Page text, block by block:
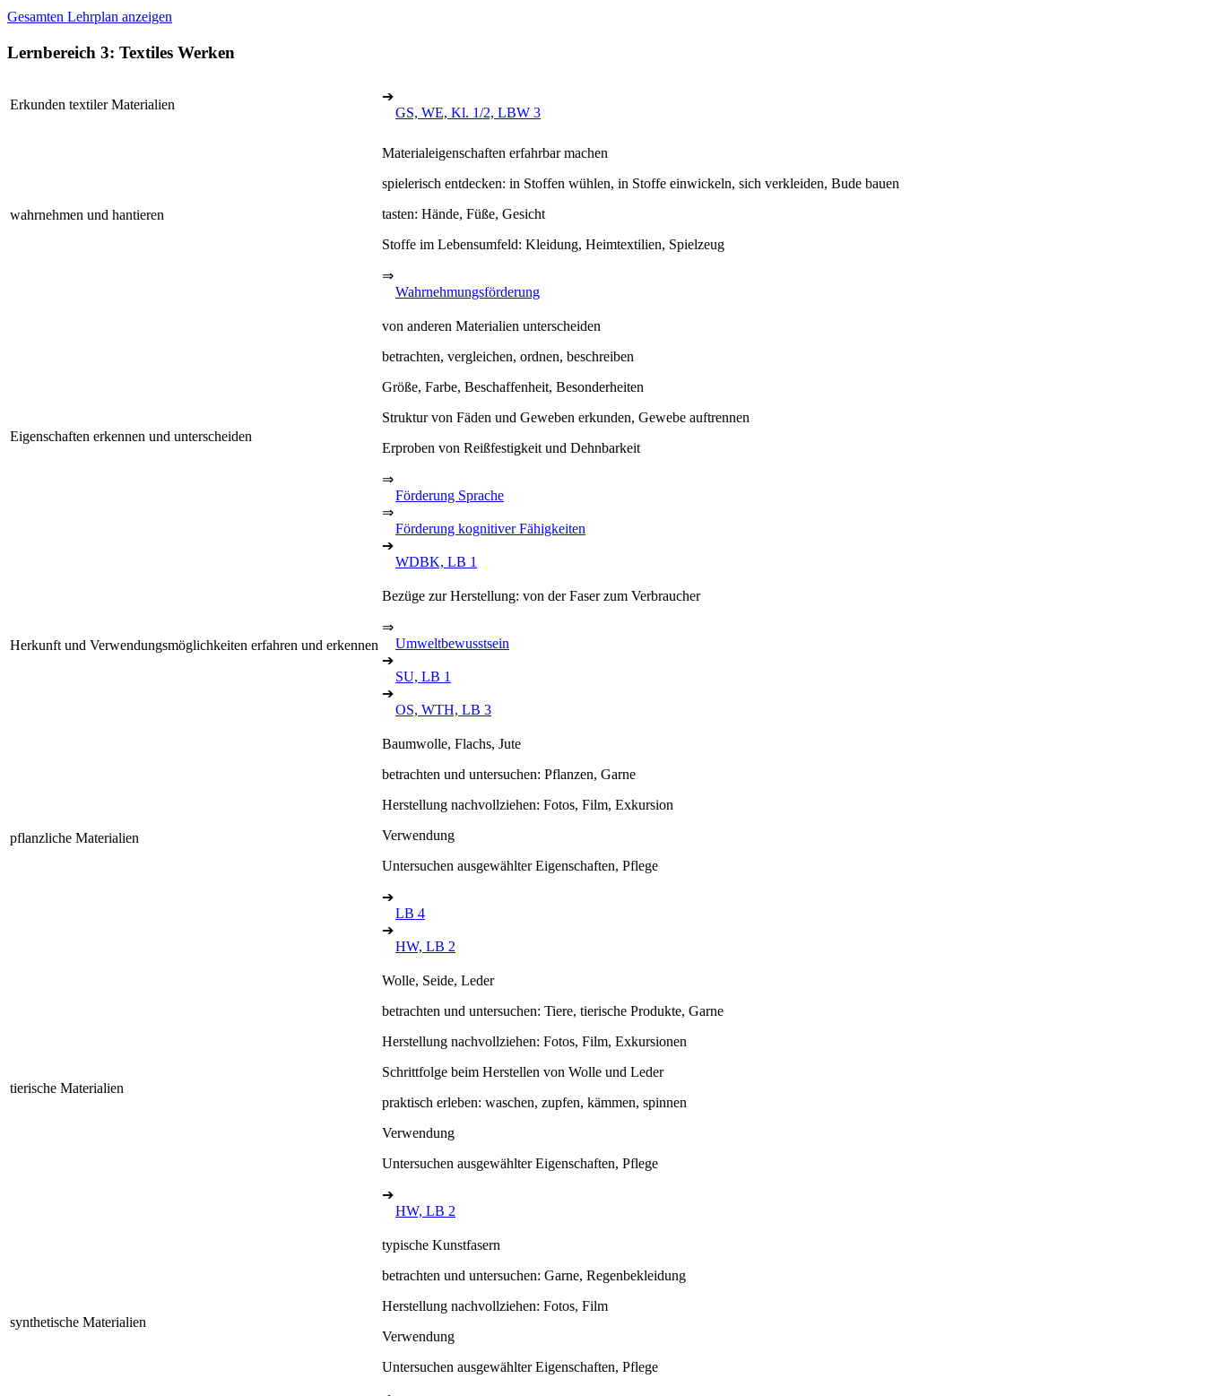
Gesamten Lehrplan anzeigen
Lernbereich 3: Textiles Werken
Erkunden textiler Materialien
➔
GS, WE, Kl. 1/2, LBW 3
wahrnehmen und hantieren
Materialeigenschaften erfahrbar machen
spielerisch entdecken: in Stoffen wühlen, in Stoffe einwickeln, sich verkleiden, Bude bauen
tasten: Hände, Füße, Gesicht
Stoffe im Lebensumfeld: Kleidung, Heimtextilien, Spielzeug
⇒
Wahrnehmungsförderung
Eigenschaften erkennen und unterscheiden
von anderen Materialien unterscheiden
betrachten, vergleichen, ordnen, beschreiben
Größe, Farbe, Beschaffenheit, Besonderheiten
Struktur von Fäden und Geweben erkunden, Gewebe auftrennen
Erproben von Reißfestigkeit und Dehnbarkeit
⇒
Förderung Sprache
⇒
Förderung kognitiver Fähigkeiten
➔
WDBK, LB 1
Herkunft und Verwendungsmöglichkeiten erfahren und erkennen
Bezüge zur Herstellung: von der Faser zum Verbraucher
⇒
Umweltbewusstsein
➔
SU, LB 1
➔
OS, WTH, LB 3
pflanzliche Materialien
Baumwolle, Flachs, Jute
betrachten und untersuchen: Pflanzen, Garne
Herstellung nachvollziehen: Fotos, Film, Exkursion
Verwendung
Untersuchen ausgewählter Eigenschaften, Pflege
➔
LB 4
➔
HW, LB 2
tierische Materialien
Wolle, Seide, Leder
betrachten und untersuchen: Tiere, tierische Produkte, Garne
Herstellung nachvollziehen: Fotos, Film, Exkursionen
Schrittfolge beim Herstellen von Wolle und Leder
praktisch erleben: waschen, zupfen, kämmen, spinnen
Verwendung
Untersuchen ausgewählter Eigenschaften, Pflege
➔
HW, LB 2
synthetische Materialien
typische Kunstfasern
betrachten und untersuchen: Garne, Regenbekleidung
Herstellung nachvollziehen: Fotos, Film
Verwendung
Untersuchen ausgewählter Eigenschaften, Pflege